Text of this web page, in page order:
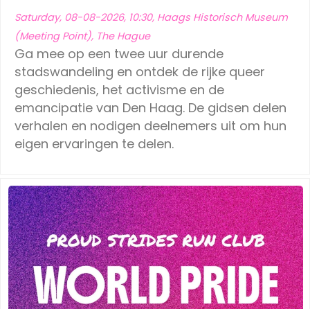
Schiedam
Tilburg
Vinkeveen
Eindhoven
Geldermalsen
Leerdam (1)
Leeuwarden (1)
Tilburg (1)
Vinkeveen (1)
Saturday, 08-08-2026, 10:30, Haags Historisch Museum
(Meeting Point), The Hague
Ga mee op een twee uur durende
stadswandeling en ontdek de rijke queer
geschiedenis, het activisme en de
emancipatie van Den Haag. De gidsen delen
verhalen en nodigen deelnemers uit om hun
eigen ervaringen te delen.